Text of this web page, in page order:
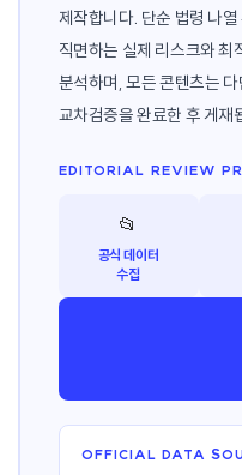
제작합니다. 단순 법령 나
직면하는 실제 리스크와 최
분석하며, 모든 콘텐츠는
교차검증을 완료한 후 게재
EDITORIAL REVIEW
📂
공식 데이터
수집
OFFICIAL DATA